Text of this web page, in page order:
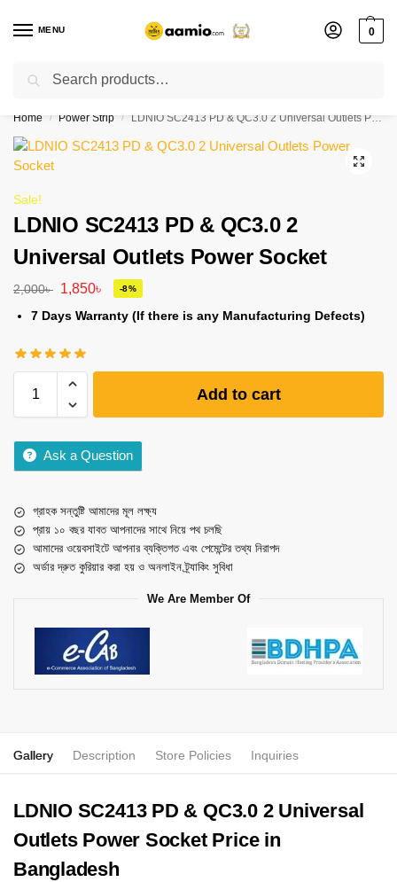
MENU 0
Flash sale unlocked ⚡ % off with code “”
Home / Power Strip / LDNIO SC2413 PD & QC3.0 2 Universal Outlets Power Socket
Sale!
LDNIO SC2413 PD & QC3.0 2
Universal Outlets Power Socket
2,000৳ 1,850৳ -8%
7 Days Warranty (If there is any Manufacturing Defects)
Add to cart
Ask a Question
গ্রাহক সন্তুষ্টি আমাদের মূল লক্ষ্য
প্রায় ১০ বছর যাবত আপনাদের সাথে নিয়ে পথ চলছি
আমাদের ওয়েবসাইটে আপনার ব্যক্তিগত এবং পেমেন্টের তথ্য নিরাপদ
অর্ডার দ্রুত কুরিয়ার করা হয় ও অনলাইন ট্র্যাকিং সুবিধা
We Are Member Of
Gallery Description Store Policies Inquiries
LDNIO SC2413 PD & QC3.0 2 Universal
Outlets Power Socket Price in
Bangladesh